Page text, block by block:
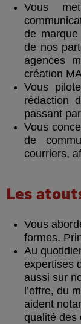
Vous
de
de nos
agences
création
Vous
rédaction
passant
Vous
de
courriers,
Les
Vous
formes.
Au
expertises
aussi sur
l’offre, du
aident
qualité des